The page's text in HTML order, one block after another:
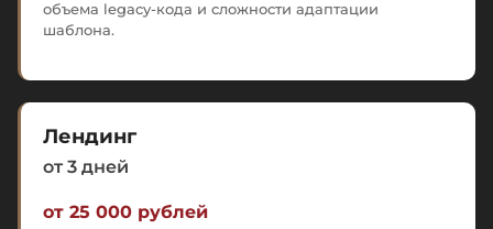
объема legacy-кода и сложности адаптации
шаблона.
Лендинг
от 3 дней
от 25 000 рублей